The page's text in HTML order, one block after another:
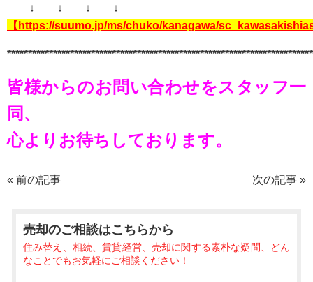
↓ ↓ ↓ ↓
【https://suumo.jp/ms/chuko/kanagawa/
皆様からのお問い合わせをスタッフ一
同、
心よりお待ちしております。
« 前の記事 次の記事 »
売却のご相談はこちらから
住み替え、相続、賃貸経営、売却に関する素朴な疑問、どん
なことでもお気軽にご相談ください！